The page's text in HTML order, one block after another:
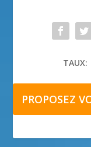
TAUX:
PROPOSEZ